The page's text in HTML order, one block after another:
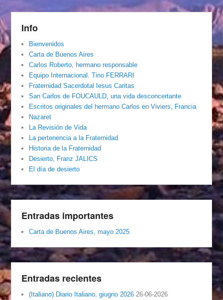
Info
Bienvenidos
Carta de Buenos Aires
Carlos Roberto, hermano responsable
Equipo Internacional. Tino FERRARI
Fraternidad Sacerdotal Iesus Caritas
San Carlos de FOUCAULD, una vida desconcertante
Escritos originales del hermano Carlos en Viviers, Francia
Nazaret
La Revisión de Vida
La pertenencia a la Fraternidad
Historia de la Fraternidad
Desierto, Franz JALICS
El día de desierto
Entradas importantes
Carta de Buenos Aires, mayo 2025
Entradas recientes
(Italiano) Diario Italiano, giugno 2026 26-06-2026